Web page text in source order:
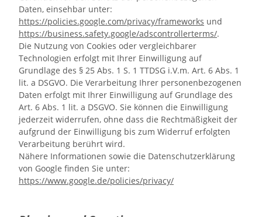
Daten, einsehbar unter:
https://policies.google.com/privacy/frameworks und
https://business.safety.google/adscontrollerterms/.
Die Nutzung von Cookies oder vergleichbarer
Technologien erfolgt mit Ihrer Einwilligung auf
Grundlage des § 25 Abs. 1 S. 1 TTDSG i.V.m. Art. 6 Abs. 1
lit. a DSGVO. Die Verarbeitung Ihrer personenbezogenen
Daten erfolgt mit Ihrer Einwilligung auf Grundlage des
Art. 6 Abs. 1 lit. a DSGVO. Sie können die Einwilligung
jederzeit widerrufen, ohne dass die Rechtmäßigkeit der
aufgrund der Einwilligung bis zum Widerruf erfolgten
Verarbeitung berührt wird.
Nähere Informationen sowie die Datenschutzerklärung
von Google finden Sie unter:
https://www.google.de/policies/privacy/